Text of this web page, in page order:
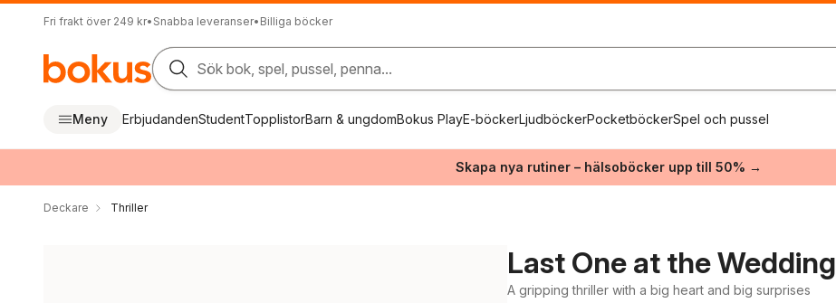
Fri frakt över 249 kr• Snabba leveranser• Billiga böcker
Sök bok, spel, pussel, penna...
Meny ErbjudandenStudentTopplistorBarn & ungdomBokus PlayE-böckerLjudböckerPocketböckerSpel och pussel
Skapa nya rutiner – hälsoböcker upp till 50% →
Deckare Thriller
Last One at the Wedding
A gripping thriller with a big heart and big surprises